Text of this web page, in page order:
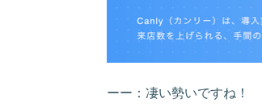
ーー：凄い勢いですね！